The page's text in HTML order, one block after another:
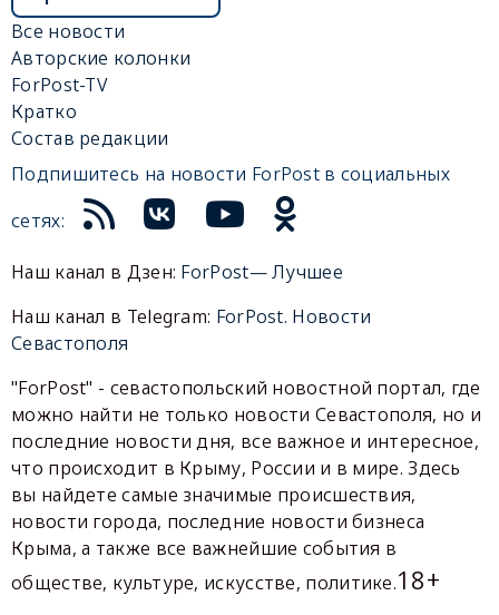
Все новости
Авторские колонки
ForPost-TV
Кратко
Состав редакции
Подпишитесь на новости ForPost в социальных
сетях:
Наш канал в Дзен: ForPost— Лучшее
Наш канал в Telegram: ForPost. Новости
Севастополя
"ForPost" - севастопольский новостной портал, где
можно найти не только новости Севастополя, но и
последние новости дня, все важное и интересное,
что происходит в Крыму, России и в мире. Здесь
вы найдете самые значимые происшествия,
новости города, последние новости бизнеса
Крыма, а также все важнейшие события в
обществе, культуре, искусстве, политике.18+